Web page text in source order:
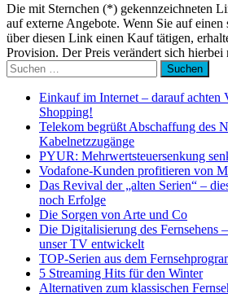
Die mit Sternchen (*) gekennzeichneten
auf externe Angebote. Wenn Sie auf
über diesen Link einen Kauf tätigen,
Provision. Der Preis verändert sich hierbei
Suchen
nach:
Einkauf im Internet – darauf achten
Shopping!
Telekom begrüßt Abschaffung des
Kabelnetzzugänge
PYUR: Mehrwertsteuersenkung
Vodafone-Kunden profitieren von
Das Revival der „alten Serien“ –
noch Erfolge
Die Sorgen von Arte und Co
Die Digitalisierung des Fernsehens
unser TV entwickelt
TOP-Serien aus dem
5 Streaming Hits für den Winter
Alternativen zum klassischen